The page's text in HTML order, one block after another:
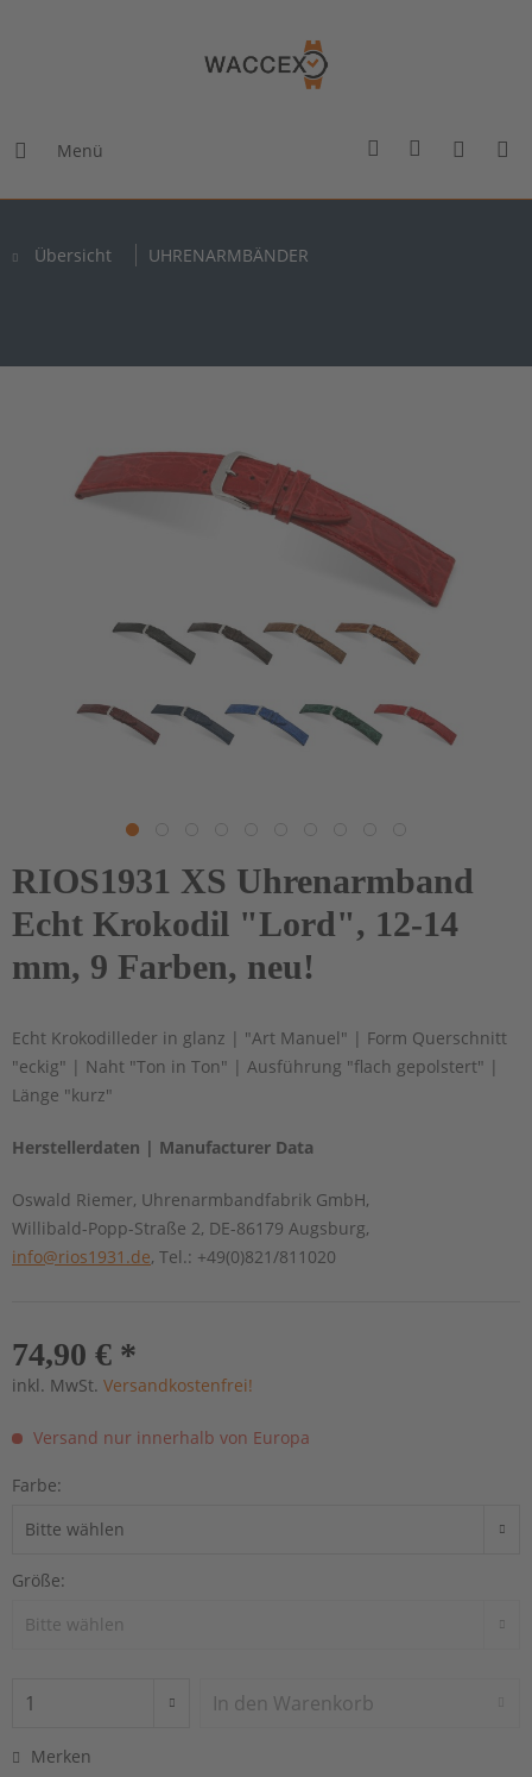
Menü
Übersicht UHRENARMBÄNDER
RIOS1931 XS Uhrenarmband
Echt Krokodil "Lord", 12-14
mm, 9 Farben, neu!
Echt Krokodilleder in glanz | "Art Manuel" | Form Querschnitt
"eckig" | Naht "Ton in Ton" | Ausführung "flach gepolstert" |
Länge "kurz"
Herstellerdaten | Manufacturer Data
Oswald Riemer, Uhrenarmbandfabrik GmbH,
Willibald-Popp-Straße 2, DE-86179 Augsburg,
info@rios1931.de, Tel.: +49(0)821/811020
74,90 € *
inkl. MwSt. Versandkostenfrei!
Versand nur innerhalb von Europa
Farbe:
Größe:
In den Warenkorb
Merken